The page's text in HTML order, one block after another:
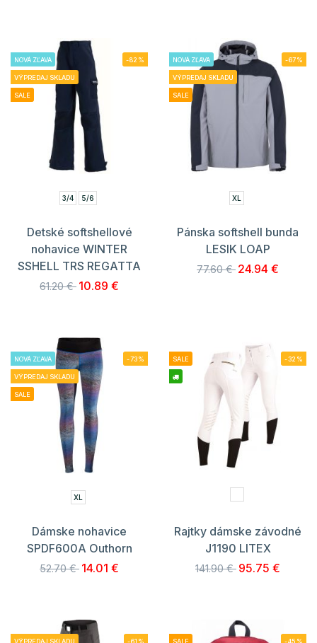
NOVÁ ZĽAVA
VÝPREDAJ SKLADU
SALE
-82%
3/4 5/6
Detské softshellové
nohavice WINTER
SSHELL TRS REGATTA
61.20 € 10.89 €
NOVÁ ZĽAVA
VÝPREDAJ SKLADU
SALE
-67%
XL
Pánska softshell bunda
LESIK LOAP
77.60 € 24.94 €
NOVÁ ZĽAVA
VÝPREDAJ SKLADU
SALE
-73%
XL
Dámske nohavice
SPDF600A Outhorn
52.70 € 14.01 €
SALE -32%
Rajtky dámske závodné
J1190 LITEX
141.90 € 95.75 €
VÝPREDAJ SKLADU -61% SALE -45%